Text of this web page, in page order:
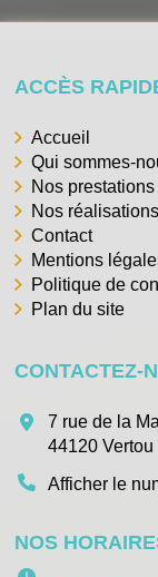
ACCÈS
Accueil
Qui sommes-
Nos prestations
Nos réalisations
Contact
Mentions
Politique de
Plan du site
CONTACTEZ-
7 rue de la
44120 Vertou
Afficher le
NOS